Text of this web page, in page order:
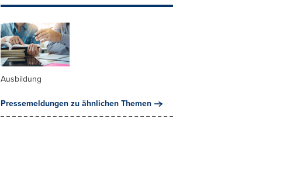
Ausbildung
Pressemeldungen zu ähnlichen Themen